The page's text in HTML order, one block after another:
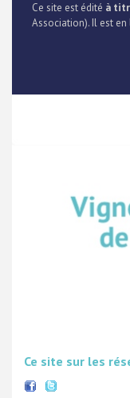
Ce site est édité à
Association). Il est en
Ce site sur les